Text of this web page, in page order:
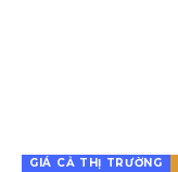
GIÁ CẢ THỊ TRƯỜNG